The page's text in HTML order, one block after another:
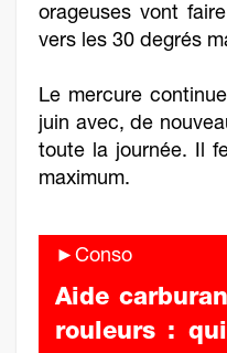
orageuses vont
vers les 30 degrés
Le mercure
juin avec, de
toute la journée. Il
maximum.
►Conso
Aide
rouleurs :